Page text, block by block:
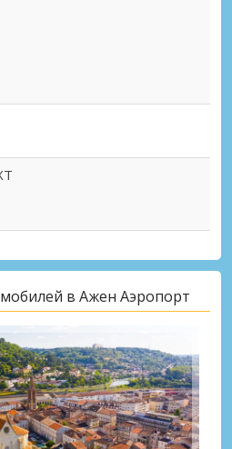
в Ажен Аэропорт